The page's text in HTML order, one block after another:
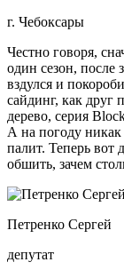
г. Чебоксары
Честно говоря,
один сезон, после
вздулся и
сайдинг, как друг
дерево, серия
А на погоду никак
палит. Теперь вот
обшить, зачем
Петренко Сергей
депутат